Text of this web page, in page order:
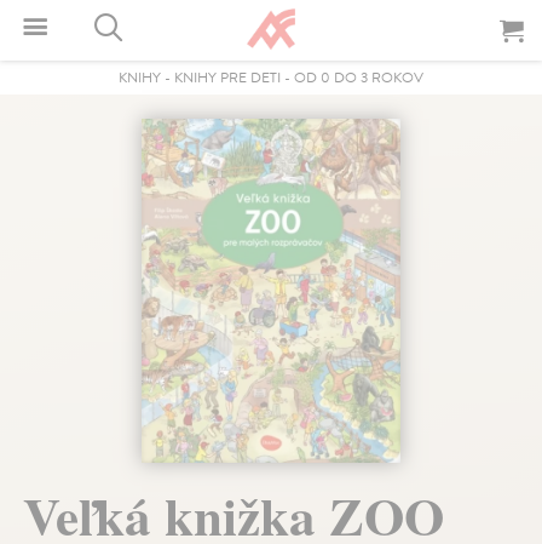
KNIHY - KNIHY PRE DETI - OD 0 DO 3 ROKOV
Veľká knižka ZOO